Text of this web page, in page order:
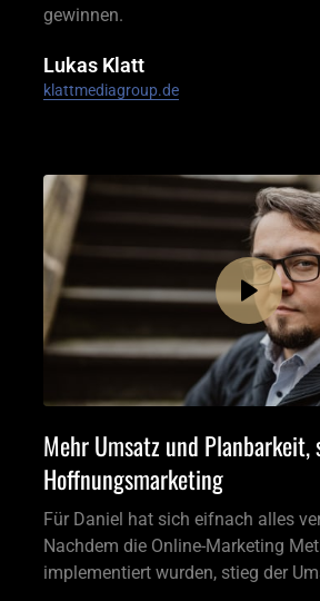
gewinnen.
Lukas Klatt
klattmediagroup.de
Mehr Umsatz und
Hoffnungsmarketing
Für Daniel hat sich eifnach alles
Nachdem die Online-Marketing
implementiert wurden, stieg der